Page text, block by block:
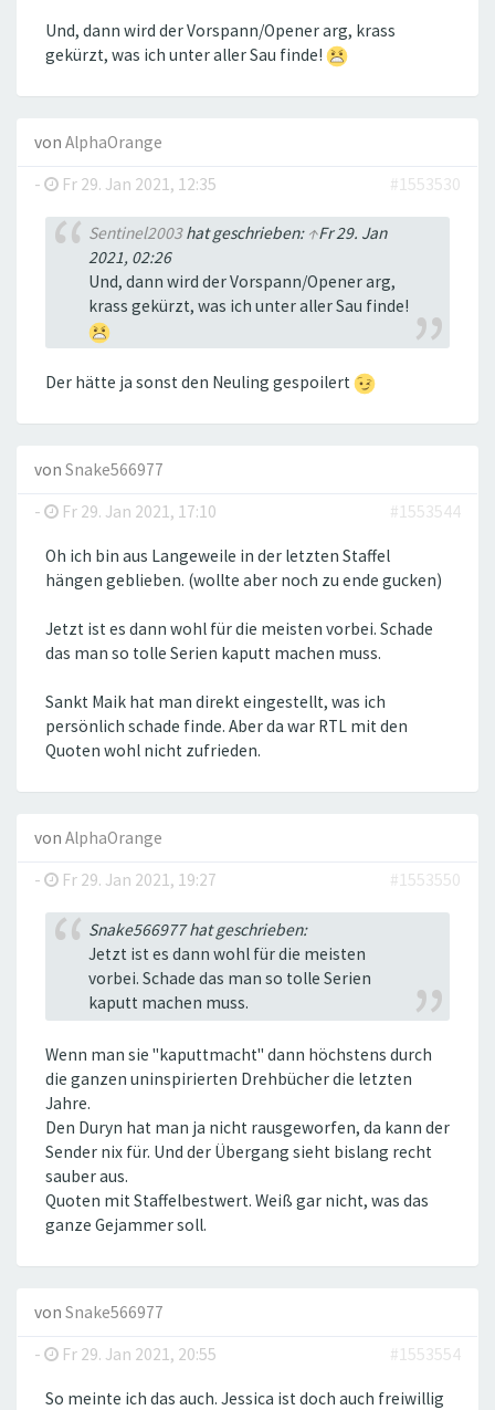
Und, dann wird der Vorspann/Opener arg, krass
gekürzt, was ich unter aller Sau finde!
von AlphaOrange
-
Fr 29. Jan 2021, 12:35 #1553530
Sentinel2003hat geschrieben: ↑Fr 29. Jan
2021, 02:26
Und, dann wird der Vorspann/Opener arg,
krass gekürzt, was ich unter aller Sau finde!
Der hätte ja sonst den Neuling gespoilert
von Snake566977
-
Fr 29. Jan 2021, 17:10 #1553544
Oh ich bin aus Langeweile in der letzten Staffel
hängen geblieben. (wollte aber noch zu ende gucken)
Jetzt ist es dann wohl für die meisten vorbei. Schade
das man so tolle Serien kaputt machen muss.
Sankt Maik hat man direkt eingestellt, was ich
persönlich schade finde. Aber da war RTL mit den
Quoten wohl nicht zufrieden.
von AlphaOrange
-
Fr 29. Jan 2021, 19:27 #1553550
Snake566977 hat geschrieben:
Jetzt ist es dann wohl für die meisten
vorbei. Schade das man so tolle Serien
kaputt machen muss.
Wenn man sie "kaputtmacht" dann höchstens durch
die ganzen uninspirierten Drehbücher die letzten
Jahre.
Den Duryn hat man ja nicht rausgeworfen, da kann der
Sender nix für. Und der Übergang sieht bislang recht
sauber aus.
Quoten mit Staffelbestwert. Weiß gar nicht, was das
ganze Gejammer soll.
von Snake566977
-
Fr 29. Jan 2021, 20:55 #1553554
So meinte ich das auch. Jessica ist doch auch freiwillig